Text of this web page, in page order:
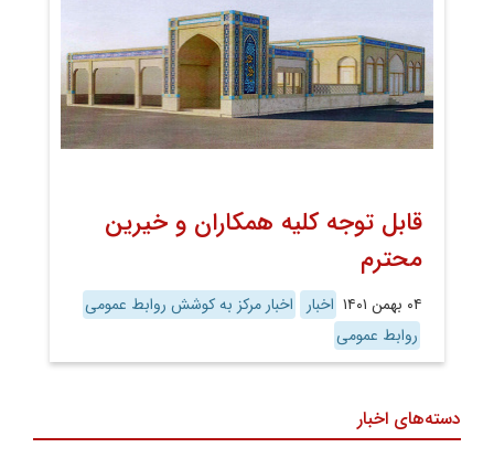
قابل توجه کلیه همکاران و خیرین
محترم
۰۴ بهمن ۱۴۰۱ اخبار
اخبار مرکز به کوشش روابط عمومی
روابط عمومی
دسته‌های اخبار